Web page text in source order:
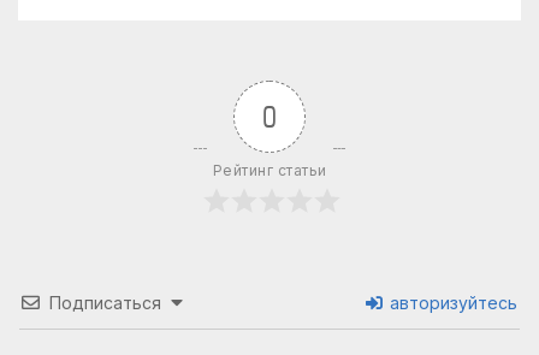
0
Рейтинг статьи
Подписаться авторизуйтесь